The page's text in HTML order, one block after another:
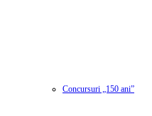
Concursuri „150 ani”